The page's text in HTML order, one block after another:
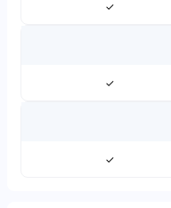
✓
✓
✓